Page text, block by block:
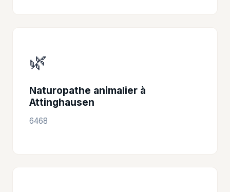
🌿
Naturopathe animalier à
Attinghausen
6468